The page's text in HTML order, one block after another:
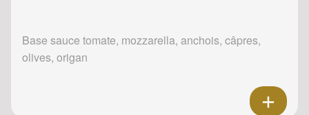
Base sauce tomate, mozzarella, anchois, câpres,
olives, origan